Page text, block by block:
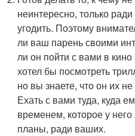
неинтересно, только
угодить. Поэтому
ли ваш парень своими
ли он пойти с вами в
хотел бы посмотреть
но вы знаете, что он их
Ехать с вами туда, куда
временем, которое у
планы, ради ваших.